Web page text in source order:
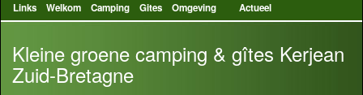
Links Welkom Camping Gites Omgeving Actueel
Kleine groene camping & gîtes Kerjean
Zuid-Bretagne